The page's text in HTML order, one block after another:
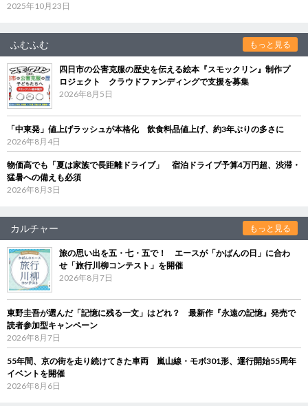
2025年10月23日
ふむふむ もっと見る
四日市の公害克服の歴史を伝える絵本『スモックリン』制作プ
ロジェクト クラウドファンディングで支援を募集
2026年8月5日
「中東発」値上げラッシュが本格化 飲食料品値上げ、約3年ぶりの多さに
2026年8月4日
物価高でも「夏は家族で長距離ドライブ」 宿泊ドライブ予算4万円超、渋滞・
猛暑への備えも必須
2026年8月3日
カルチャー もっと見る
旅の思い出を五・七・五で！ エースが「かばんの日」に合わ
せ「旅行川柳コンテスト」を開催
2026年8月7日
東野圭吾が選んだ「記憶に残る一文」はどれ？ 最新作『永遠の記憶』発売で
読者参加型キャンペーン
2026年8月7日
55年間、京の街を走り続けてきた車両 嵐山線・モボ301形、運行開始55周年
イベントを開催
2026年8月6日